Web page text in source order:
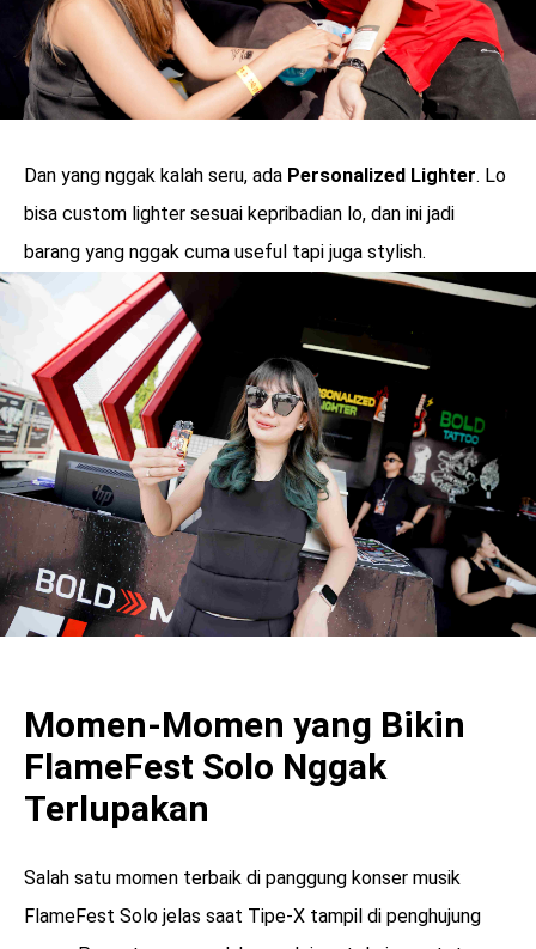
Dan yang nggak kalah seru, ada Personalized Lighter. Lo
bisa custom lighter sesuai kepribadian lo, dan ini jadi
barang yang nggak cuma useful tapi juga stylish.
Momen-Momen yang Bikin
FlameFest Solo Nggak
Terlupakan
Salah satu momen terbaik di panggung konser musik
FlameFest Solo jelas saat Tipe-X tampil di penghujung